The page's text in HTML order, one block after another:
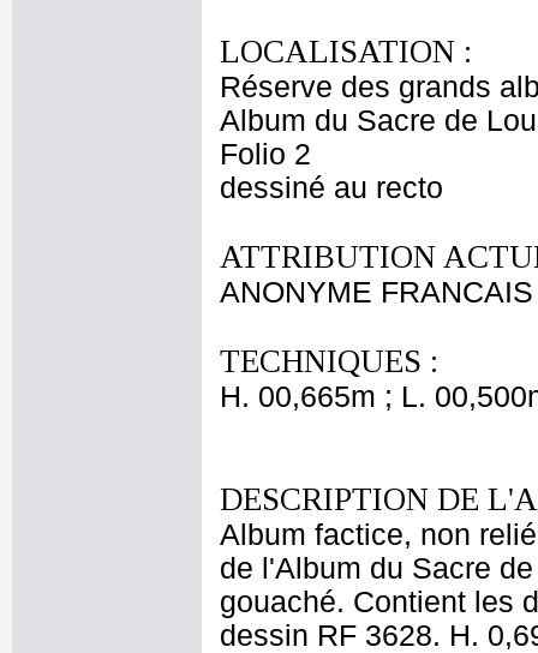
LOCALISATION :
Réserve des grands
Album du Sacre de
Folio 2
dessiné au recto
ATTRIBUTION
ANONYME
TECHNIQUES :
H. 00,665m ; L.
DESCRIPTION DE
Album factice, non
de l'Album du Sacre
gouaché. Contient les
dessin RF 3628. H.